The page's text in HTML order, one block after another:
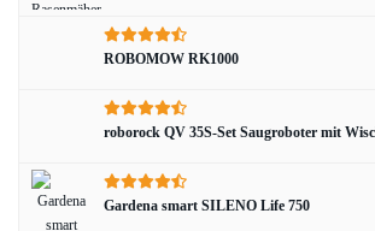
ROBOMOW RK1000
roborock QV 35S-Set Saugroboter mit
Gardena smart SILENO Life 750